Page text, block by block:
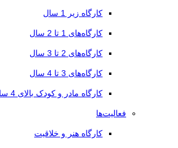
کارگاه زیر 1 سال
کارگاه‌های 1 تا 2 سال
کارگاه‌های 2 تا 3 سال
کارگاه‌های 3 تا 4 سال
کارگاه مادر و کودک بالای 4 سال
فعالیت‌ها
کارگاه هنر و خلاقیت